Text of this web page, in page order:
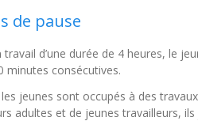
de pause
travail d’une durée de 4 heures, le
minutes consécutives.
jeunes sont occupés à des
adultes et de jeunes travailleurs,